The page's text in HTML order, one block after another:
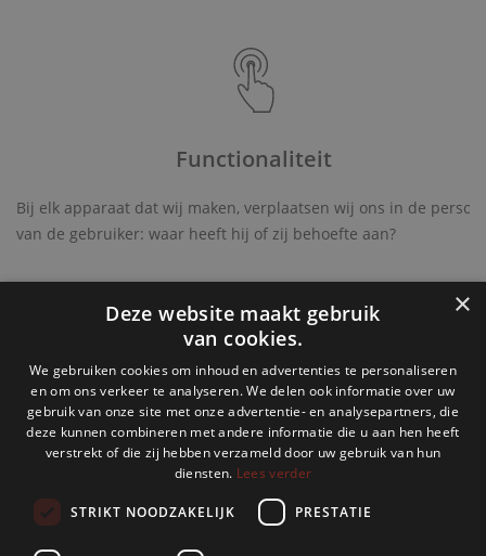
Functionaliteit
Bij elk apparaat dat wij maken, verplaatsen wij ons in de
van de gebruiker: waar heeft hij of zij behoefte aan?
Geschiedenis
Twee families bepalen al meer dan 100 jaar het beeld van de
onderneming: de families Miele en Zinkann. Met elf
medewerkers, vier draaibanken en een boormachine richtten de
×
Deze website maakt gebruik
van cookies.
We gebruiken cookies om inhoud en advertenties te personaliseren
en om ons verkeer te analyseren. We delen ook informatie over uw
gebruik van onze site met onze advertentie- en analysepartners, die
deze kunnen combineren met andere informatie die u aan hen heeft
verstrekt of die zij hebben verzameld door uw gebruik van hun
diensten. Lees verder
STRIKT NOODZAKELIJK PRESTATIE